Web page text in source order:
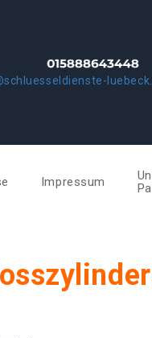
Impressum